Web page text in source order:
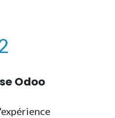
Odoo